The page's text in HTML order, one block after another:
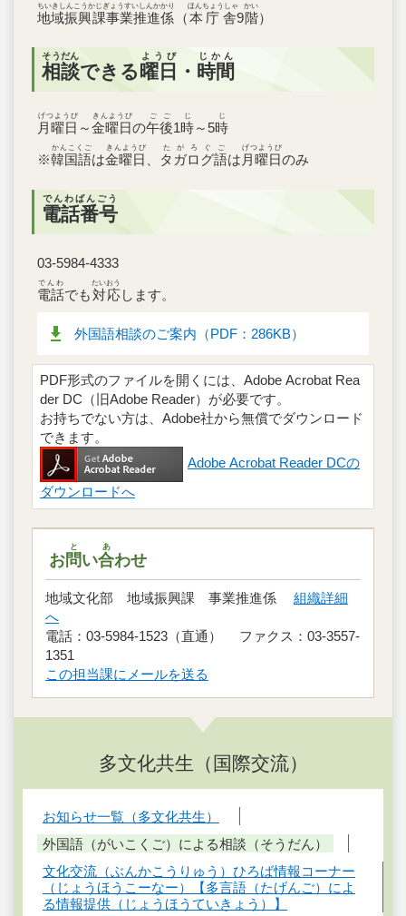
地域振興課事業推進係
ちいきしんこうかじぎょうすいしんかかり
（本庁舎
ほんちょうしゃ
9階
かい
）
相談
そうだん
できる 曜日
ようび
・ 時間
じかん
月曜日
げつようび
～金曜日
きんようび
の午後
ごご
1時
じ
～5時
じ
※韓国語
かんこくご
は金曜日
きんようび
タガログ語
たがろぐご
は 月曜日
げつようび
のみ
電話番号
でんわばんごう
03-5984-4333
電話
でんわ
でも対応
たいおう
します。
外国語相談のご案内（PDF：286KB）
PDF形式のファイルを開くには、Adobe Acrobat Rea
der DC（旧Adobe Reader）が必要です。
お持ちでない方は、Adobe社から無償でダウンロード
できます。
Adobe Acrobat Reader DCの
ダウンロードへ
お問
と
い合
あ
わせ
組織詳細
へ
電話：03-5984-1523（直通） ファクス：03-3557-
1351
この担当課にメールを送る
多文化共生（国際交流）
お知らせ一覧（多文化共生）
外国語（がいこくご）による相談（そうだん）
文化交流（ぶんかこうりゅう）ひろば情報コーナー
（じょうほうこーなー）【多言語（たげんご）によ
る情報提供（じょうほうていきょう）】